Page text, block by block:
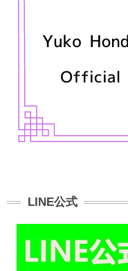
LINE公式